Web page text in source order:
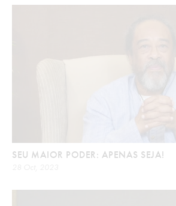
SEU MAIOR PODER: APENAS SEJA!